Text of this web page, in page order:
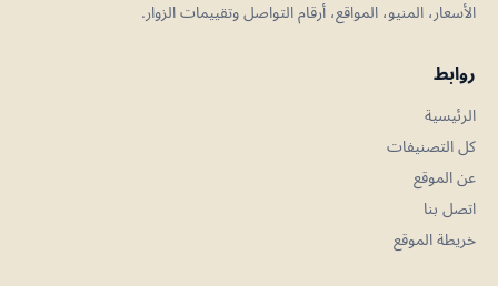
الأسعار، المنيو، المواقع، أرقام التواصل وتقييمات الزوار.
روابط
الرئيسية
كل التصنيفات
عن الموقع
اتصل بنا
خريطة الموقع